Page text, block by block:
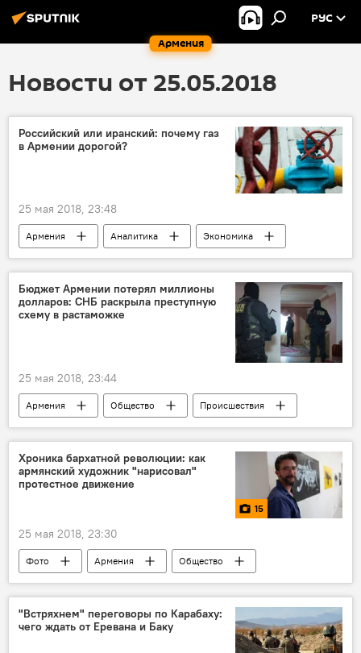
Армения
РУС
Новости от 25.05.2018
Российский или иранский: почему газ
в Армении дорогой?
25 мая 2018, 23:48
Армения Аналитика Экономика
Бюджет Армении потерял миллионы
долларов: СНБ раскрыла преступную
схему в растаможке
25 мая 2018, 23:44
Армения Общество
Происшествия
Политика
Турция
Китай
СНБ
Хроника бархатной революции: как
армянский художник "нарисовал"
протестное движение
15
25 мая 2018, 23:30
Фото Армения
Общество
Мультимедиа
Культура
протесты
революция
"Встряхнем" переговоры по Карабаху:
чего ждать от Еревана и Баку